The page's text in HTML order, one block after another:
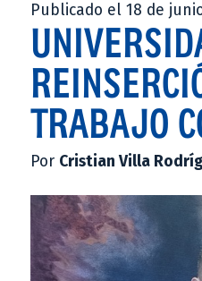
Publicado el 18 de
TRABAJO
Por Cristian Villa